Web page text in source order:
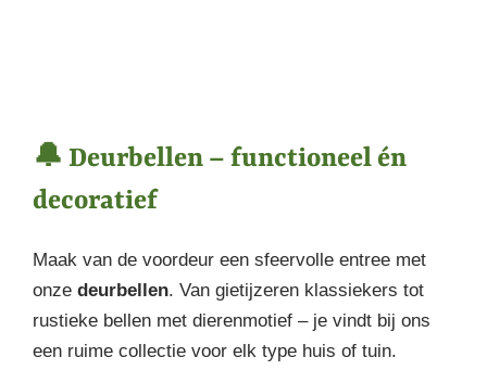
🔔 Deurbellen – functioneel én
decoratief
Maak van de voordeur een sfeervolle entree met
onze deurbellen. Van gietijzeren klassiekers tot
rustieke bellen met dierenmotief – je vindt bij ons
een ruime collectie voor elk type huis of tuin.